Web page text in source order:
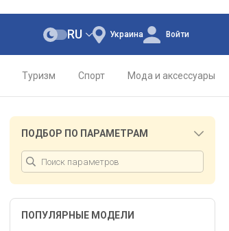
Украина
RU Войти
Туризм Спорт Мода и аксессуары
ПОДБОР ПО ПАРАМЕТРАМ
ПОПУЛЯРНЫЕ МОДЕЛИ